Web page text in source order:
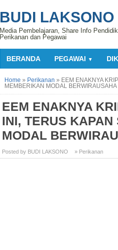
BUDI LAKSONO
Media Pembelajaran, Share Info
Perikanan dan Pegawai
BERANDA PEGAWAI ▼
Home » Perikanan » EEM ENAKNYA
MEMBERIKAN MODAL BERWIRAUSAHA
EEM ENAKNYA
INI, TERUS
MODAL
Posted by BUDI LAKSONO » Perikanan